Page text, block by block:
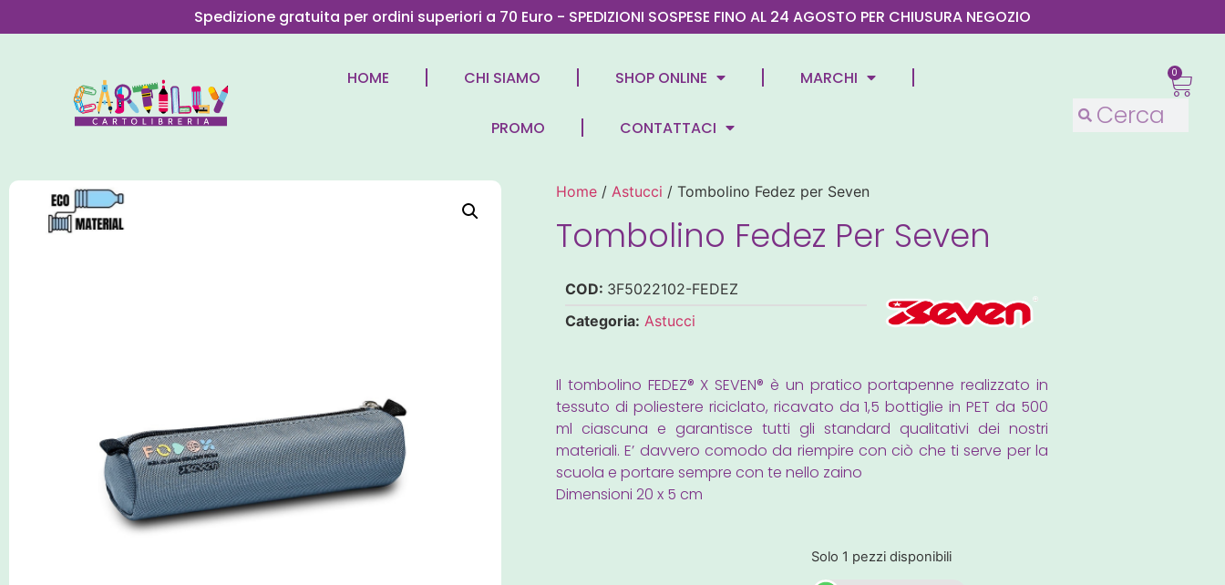
Spedizione gratuita per ordini superiori a 70 Euro - SPEDIZIONI SOSPESE FINO AL 24 AGOSTO PER CHIUSURA NEGOZIO
HOME CHI SIAMO SHOP ONLINE MARCHI
PROMO CONTATTACI
0
Home / Astucci / Tombolino Fedez per Seven
Tombolino Fedez Per Seven
COD: 3F5022102-FEDEZ
Categoria: Astucci
Il tombolino FEDEZ® X SEVEN® è un pratico portapenne realizzato in
tessuto di poliestere riciclato, ricavato da 1,5 bottiglie in PET da 500
ml ciascuna e garantisce tutti gli standard qualitativi dei nostri
materiali. E’ davvero comodo da riempire con ciò che ti serve per la
scuola e portare sempre con te nello zaino
Dimensioni 20 x 5 cm
Solo 1 pezzi disponibili